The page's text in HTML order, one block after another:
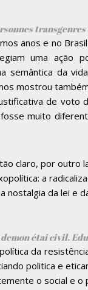
et
anos e no
uma ação
semântica da
mostrou
de voto
muito
claro, por outro
a
nostalgia da lei e
étai civil.
da
politica e
o social e o